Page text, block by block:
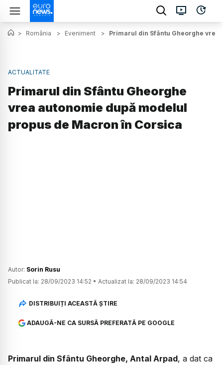
> România > Eveniment > Primarul din Sfântu Gheorghe
ACTUALITATE
Primarul din Sfântu Gheorghe
vrea autonomie după modelul
propus de Macron în Corsica
Autor: Sorin Rusu
Publicat la: 28/09/2023 14:52 • Actualizat la: 28/09/2023 14:54
DISTRIBUIȚI ACEASTĂ ȘTIRE
ADAUGĂ-NE CA SURSĂ PREFERATĂ PE GOOGLE
Primarul din Sfântu Gheorghe, Antal Arpad, a dat ca